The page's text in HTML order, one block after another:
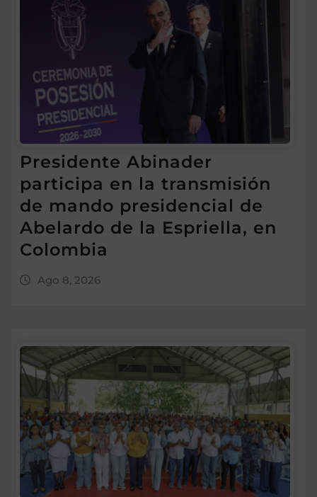
Presidente Abinader
participa en la transmisión
de mando presidencial de
Abelardo de la Espriella, en
Colombia
Ago 8, 2026